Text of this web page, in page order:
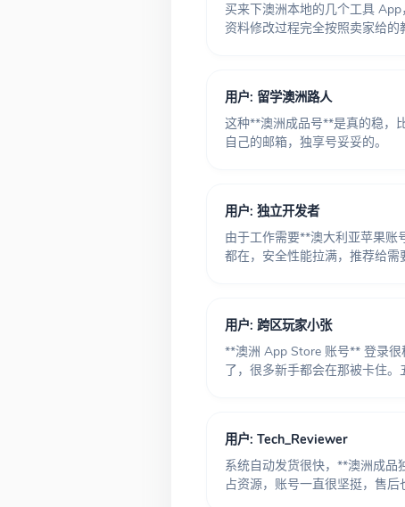
买来下澳洲本地的几个工具
资料修改过程完全按照卖家给的
用户: 留学澳洲路人
这种**澳洲成品号**是真的稳，
自己的邮箱，独享号妥妥的。
用户: 独立开发者
由于工作需要**澳大利亚苹果账
都在，安全性能拉满，推荐给需
用户: 跨区玩家小张
**澳洲 App Store 账号** 登录很
了，很多新手都会在那被卡住。
用户: Tech_Reviewer
系统自动发货很快，**澳洲成品
占资源，账号一直很坚挺，售后